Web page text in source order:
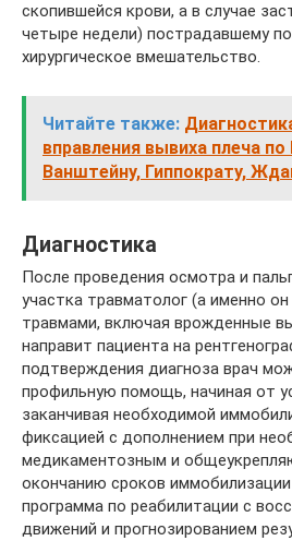
скопившейся крови, а в случае
четыре недели) пострадавшему
хирургическое вмешательство.
Читайте также:
вправления вывиха плеча по
Ванштейну, Гиппократу,
Диагностика
После проведения осмотра и
участка травматолог (а именно
травмами, включая врожденные
направит пациента на
подтверждения диагноза врач
профильную помощь, начиная от
заканчивая необходимой
фиксацией с дополнением при
медикаментозным и
окончанию сроков иммобилизации
программа по реабилитации с
движений и прогнозированием